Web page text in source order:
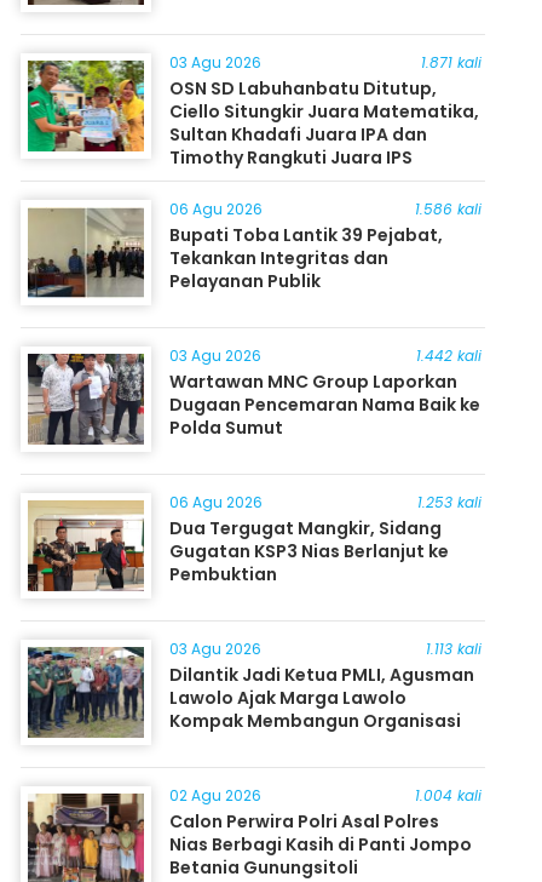
03 Agu 2026 1.871 kali
OSN SD Labuhanbatu Ditutup,
Ciello Situngkir Juara Matematika,
Sultan Khadafi Juara IPA dan
Timothy Rangkuti Juara IPS
06 Agu 2026 1.586 kali
Bupati Toba Lantik 39 Pejabat,
Tekankan Integritas dan
Pelayanan Publik
03 Agu 2026 1.442 kali
Wartawan MNC Group Laporkan
Dugaan Pencemaran Nama Baik ke
Polda Sumut
06 Agu 2026 1.253 kali
Dua Tergugat Mangkir, Sidang
Gugatan KSP3 Nias Berlanjut ke
Pembuktian
03 Agu 2026 1.113 kali
Dilantik Jadi Ketua PMLI, Agusman
Lawolo Ajak Marga Lawolo
Kompak Membangun Organisasi
02 Agu 2026 1.004 kali
Calon Perwira Polri Asal Polres
Nias Berbagi Kasih di Panti Jompo
Betania Gunungsitoli